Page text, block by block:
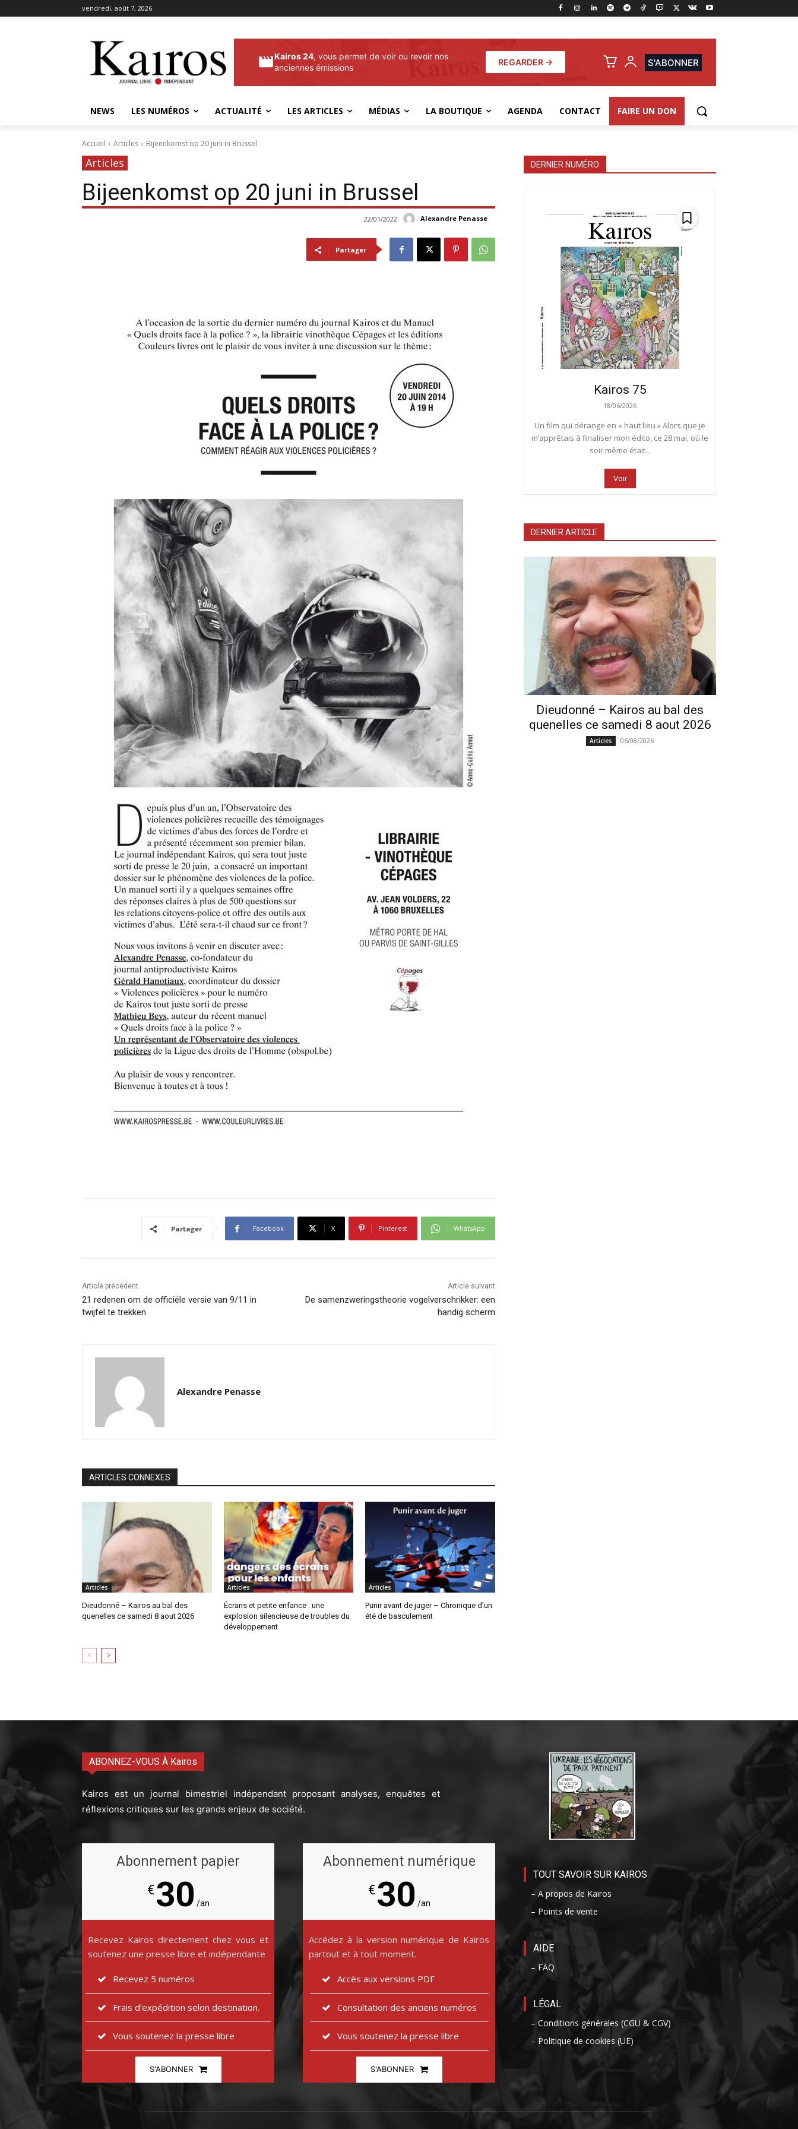
vendredi, août 7, 2026
Kairos 24, vous permet de voir ou revoir nos
anciennes émissions
REGARDER → S'ABONNER
NEWS LES NUMÉROS ACTUALITÉ LES ARTICLES MÉDIAS LA BOUTIQUE AGENDA CONTACT FAIRE UN DON
Accueil Articles Bijeenkomst op 20 juni in Brussel
Articles
Bijeenkomst op 20 juni in Brussel
Alexandre Penasse
22/01/2022
Partager
Partager Facebook X Pinterest WhatsApp
Article précédent
21 redenen om de officiële versie van 9/11 in
twijfel te trekken
Article suivant
De samenzweringstheorie vogelverschrikker: een
handig scherm
Alexandre Penasse
ARTICLES CONNEXES
Articles
Dieudonné – Kairos au bal des
quenelles ce samedi 8 aout 2026
Articles
Écrans et petite enfance : une
explosion silencieuse de troubles du
développement
Articles
Punir avant de juger – Chronique d’un
été de basculement
DERNIER NUMÉRO
Kairos 75
18/06/2026
Un film qui dérange en « haut lieu » Alors que je
m’apprêtais à finaliser mon édito, ce 28 mai, où le
soir même était...
Voir
DERNIER ARTICLE
Dieudonné – Kairos au bal des
quenelles ce samedi 8 aout 2026
Articles 06/08/2026
ABONNEZ-VOUS À Kairos
Kairos est un journal bimestriel indépendant proposant analyses, enquêtes et
réflexions critiques sur les grands enjeux de société.
Abonnement papier
€30 /an
Recevez Kairos directement chez vous et
soutenez une presse libre et indépendante
Recevez 5 numéros
Frais d’expédition selon destination.
Vous soutenez la presse libre
S'ABONNER
Abonnement numérique
€30 /an
Accédez à la version numérique de Kairos
partout et à tout moment.
Accès aux versions PDF
Consultation des anciens numéros
Vous soutenez la presse libre
S'ABONNER
TOUT SAVOIR SUR KAIROS
– A propos de Kairos
– Points de vente
AIDE
– FAQ
LÉGAL
– Conditions générales (CGU & CGV)
– Politique de cookies (UE)